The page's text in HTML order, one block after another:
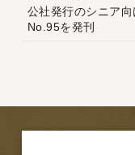
公社発行のシニア
No.95を発刊